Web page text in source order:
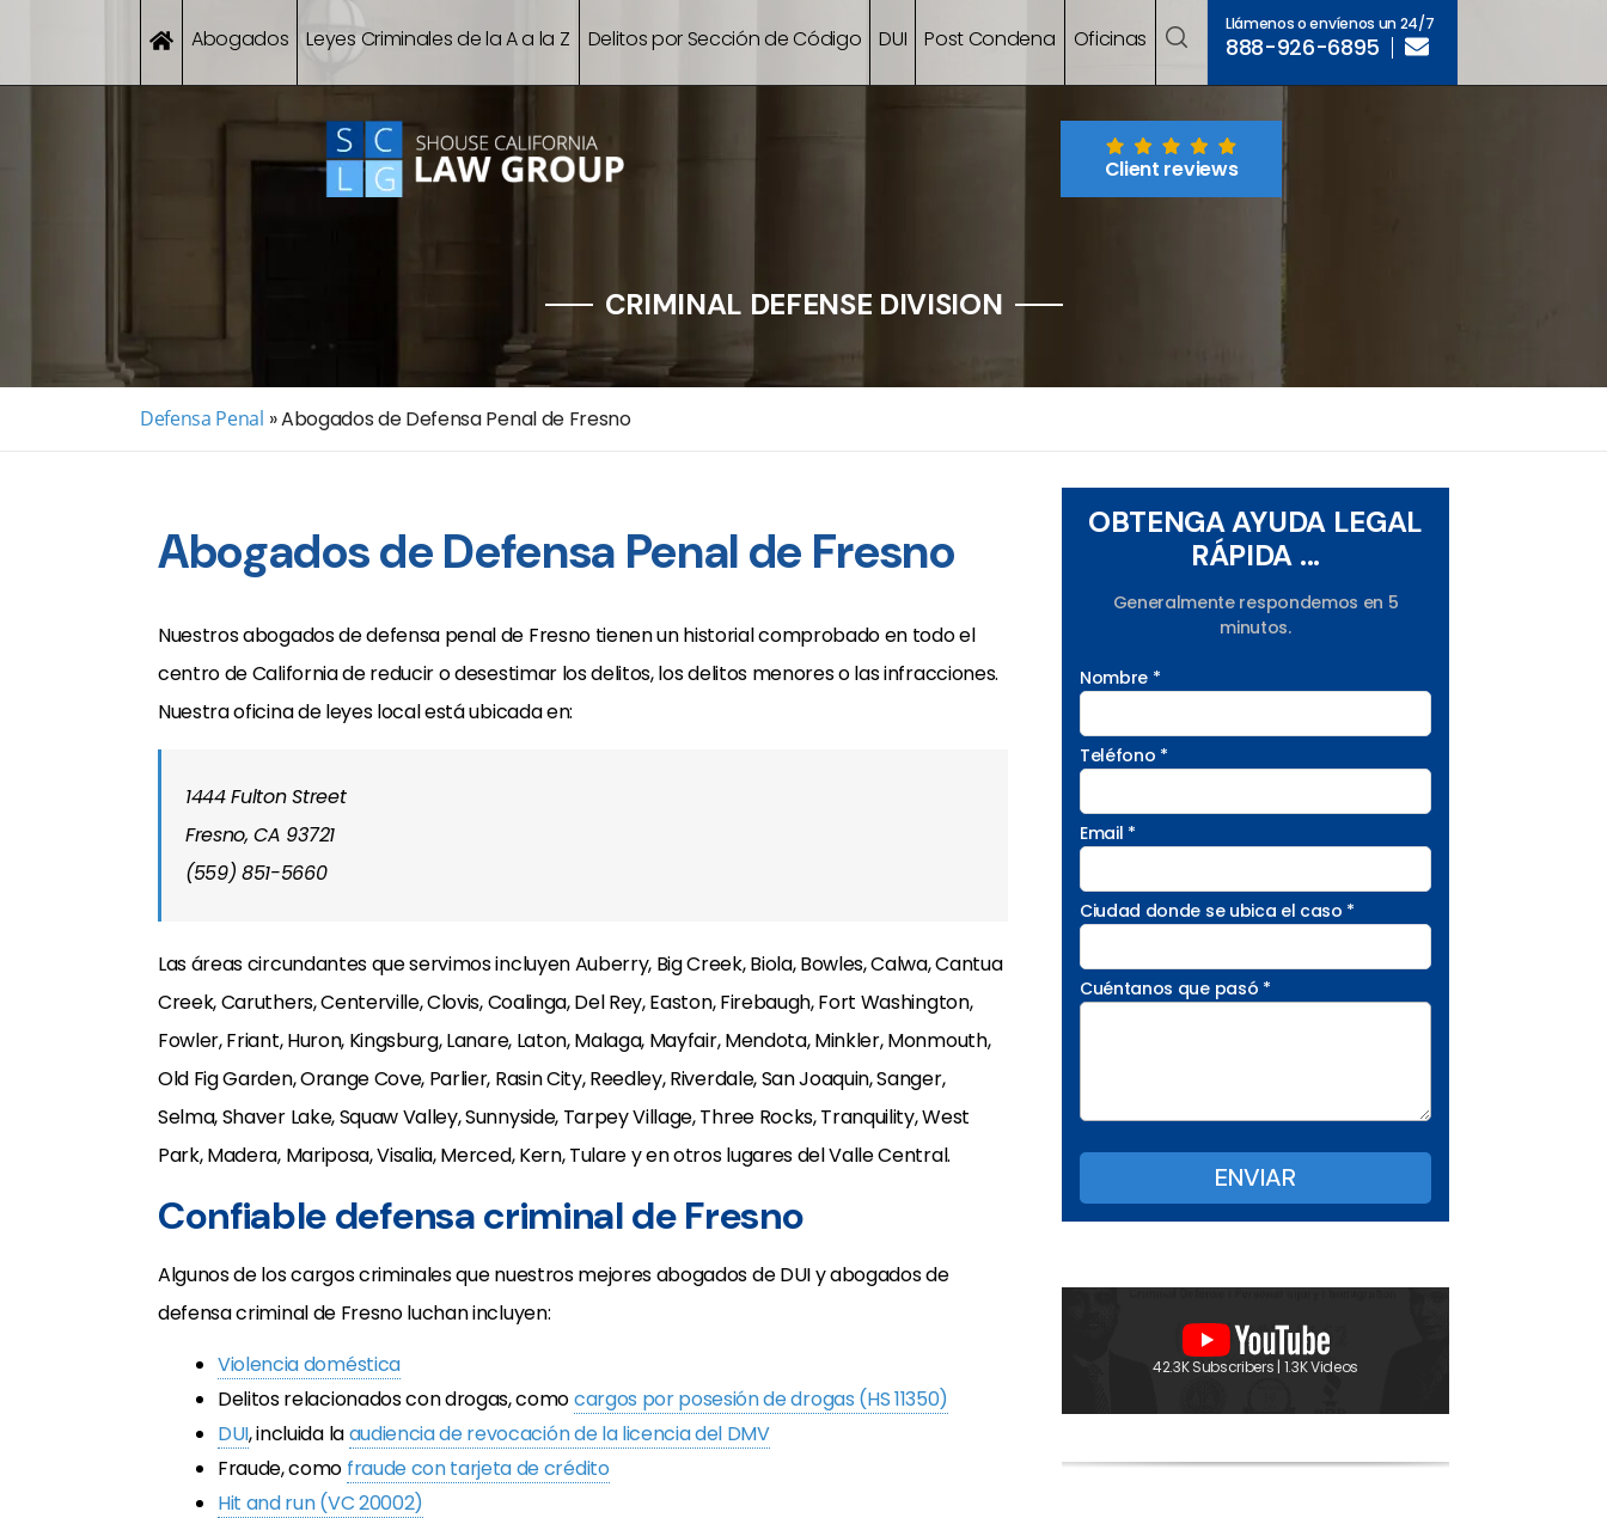
Abogados Leyes Criminales de la A a la Z Delitos por Sección de Código DUI Post Condena Oficinas
Llámenos o envíenos un 24/7
888-926-6895
Client reviews
CRIMINAL DEFENSE DIVISION
Defensa Penal »Abogados de Defensa Penal de Fresno
Abogados de Defensa Penal de Fresno
Nuestros abogados de defensa penal de Fresno tienen un historial comprobado en todo el
centro de California de reducir o desestimar los delitos, los delitos menores o las infracciones.
Nuestra oficina de leyes local está ubicada en:
1444 Fulton Street
Fresno, CA 93721
(559) 851-5660
Las áreas circundantes que servimos incluyen Auberry, Big Creek, Biola, Bowles, Calwa, Cantua
Creek, Caruthers, Centerville, Clovis, Coalinga, Del Rey, Easton, Firebaugh, Fort Washington,
Fowler, Friant, Huron, Kingsburg, Lanare, Laton, Malaga, Mayfair, Mendota, Minkler, Monmouth,
Old Fig Garden, Orange Cove, Parlier, Rasin City, Reedley, Riverdale, San Joaquin, Sanger,
Selma, Shaver Lake, Squaw Valley, Sunnyside, Tarpey Village, Three Rocks, Tranquility, West
Park, Madera, Mariposa, Visalia, Merced, Kern, Tulare y en otros lugares del Valle Central.
Confiable defensa criminal de Fresno
Algunos de los cargos criminales que nuestros mejores abogados de DUI y abogados de
defensa criminal de Fresno luchan incluyen:
Violencia doméstica
Delitos relacionados con drogas, comocargos por posesión de drogas (HS 11350)
DUI, incluida laaudiencia de revocación de la licencia del DMV
Fraude, como fraude con tarjeta de crédito
Hit and run (VC 20002)
OBTENGA AYUDA LEGAL
RÁPIDA ...
Generalmente respondemos en 5
minutos.
Nombre *
Teléfono *
Email *
Ciudad donde se ubica el caso *
Cuéntanos que pasó *
42.3K Subscribers | 1.3K Videos